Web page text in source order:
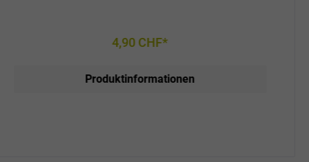
4,90 CHF*
Produktinformationen